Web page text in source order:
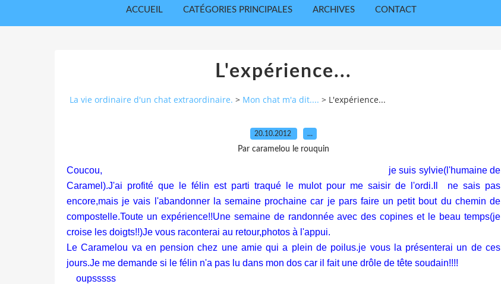
ACCUEIL CATÉGORIES PRINCIPALES ARCHIVES CONTACT
L'expérience...
La vie ordinaire d'un chat extraordinaire. > Mon chat m'a dit.... > L'expérience...
20.10.2012 …
Par caramelou le rouquin
Coucou, je suis sylvie(l'humaine de
Caramel).J'ai profité que le félin est parti traqué le mulot pour me saisir de l'ordi.Il ne sais pas
encore,mais je vais l'abandonner la semaine prochaine car je pars faire un petit bout du chemin de
compostelle.Toute un expérience!!Une semaine de randonnée avec des copines et le beau temps(je
croise les doigts!!)Je vous raconterai au retour,photos à l'appui.
Le Caramelou va en pension chez une amie qui a plein de poilus.je vous la présenterai un de ces
jours.Je me demande si le félin n'a pas lu dans mon dos car il fait une drôle de tête soudain!!!!
oupsssss